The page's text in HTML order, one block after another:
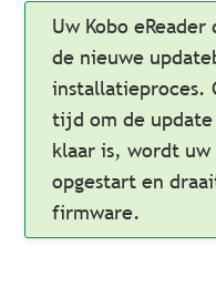
Uw Kobo
de nieuwe
installatieproces.
tijd om de
klaar is, wordt uw
opgestart en
firmware.